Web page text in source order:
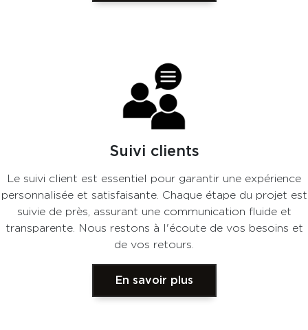
Suivi clients
Le suivi client est essentiel pour garantir une expérience
personnalisée et satisfaisante. Chaque étape du projet est
suivie de près, assurant une communication fluide et
transparente. Nous restons à l'écoute de vos besoins et
de vos retours.
En savoir plus